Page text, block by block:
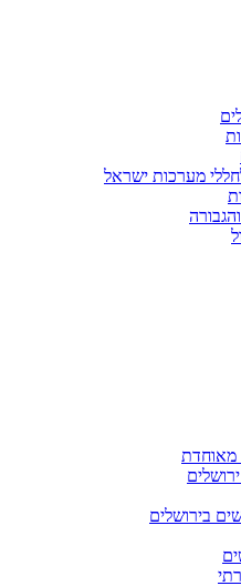
מערכות ישראל
מאוחדת
בירושלים